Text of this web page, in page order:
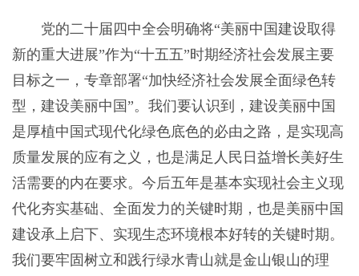
党的二十届四中全会明确将“美丽中国建设取得
新的重大进展”作为“十五五”时期经济社会发展主要
目标之一，专章部署“加快经济社会发展全面绿色转
型，建设美丽中国”。我们要认识到，建设美丽中国
是厚植中国式现代化绿色底色的必由之路，是实现高
质量发展的应有之义，也是满足人民日益增长美好生
活需要的内在要求。今后五年是基本实现社会主义现
代化夯实基础、全面发力的关键时期，也是美丽中国
建设承上启下、实现生态环境根本好转的关键时期。
我们要牢固树立和践行绿水青山就是金山银山的理